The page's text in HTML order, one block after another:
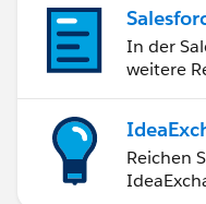
In der
weitere
Reichen